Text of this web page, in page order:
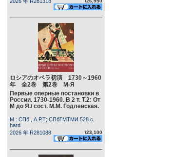
ロシアのオペラ初演 1730～1960
年 全2巻 第2巻 М-Я
Первые оперные постановки в
России. 1730-1960. В 2 т. Т.2: От
М до Я./ сост. М.М. Годлевская.
М.: СПб., А.Р.Т; СПбГМТМИ 528 c.
hard
2026 年 R281088
\23,100